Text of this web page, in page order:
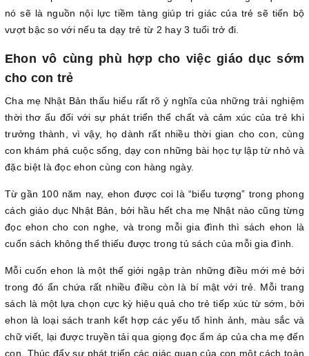
nó sẽ là nguồn nội lực tiềm tàng giúp tri giác của trẻ sẽ tiến bộ
vượt bậc so với nếu ta dạy trẻ từ 2 hay 3 tuổi trở đi.
Ehon vô cùng phù hợp cho việc giáo dục sớm
cho con trẻ
Cha mẹ Nhật Bản thấu hiểu rất rõ ý nghĩa của những trải nghiệm
thời thơ ấu đối với sự phát triển thể chất và cảm xúc của trẻ khi
trưởng thành, vì vậy, họ dành rất nhiều thời gian cho con, cùng
con khám phá cuộc sống, dạy con những bài học tự lập từ nhỏ và
đặc biệt là đọc ehon cùng con hàng ngày.
Từ gần 100 năm nay, ehon được coi là “biểu tượng” trong phong
cách giáo dục Nhật Bản, bởi hầu hết cha mẹ Nhật nào cũng từng
đọc ehon cho con nghe, và trong mỗi gia đình thì sách ehon là
cuốn sách không thể thiếu được trong tủ sách của mỗi gia đình.
Mỗi cuốn ehon là một thế giới ngập tràn những điều mới mẻ bởi
trong đó ẩn chứa rất nhiều điều còn là bí mật với trẻ. Mỗi trang
sách là một lựa chọn cực kỳ hiệu quả cho trẻ tiếp xúc từ sớm, bởi
ehon là loại sách tranh kết hợp các yếu tố hình ảnh, màu sắc và
chữ viết, lại được truyền tải qua giọng đọc ấm áp của cha mẹ đến
con. Thúc đẩy sự phát triển các giác quan của con một cách toàn